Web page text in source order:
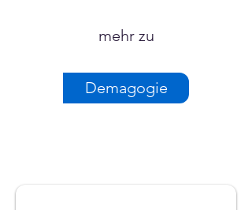
mehr zu
Demagogie